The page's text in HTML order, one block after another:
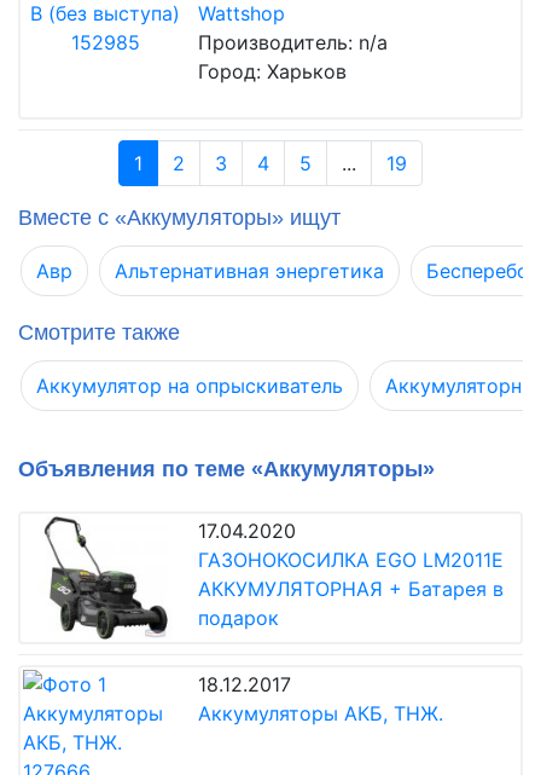
Wattshop
Производитель: n/a
Город: Харьков
1 2 3 4 5 ... 19
Вместе с «Аккумуляторы» ищут
Авр Альтернативная энергетика
Смотрите также
Аккумулятор на опрыскиватель
Объявления по теме «Аккумуляторы»
17.04.2020
ГАЗОНОКОСИЛКА EGO LM2011E
АККУМУЛЯТОРНАЯ + Батарея в
подарок
18.12.2017
Аккумуляторы АКБ, ТНЖ.